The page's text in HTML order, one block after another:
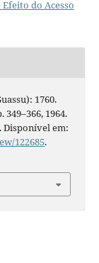
Efeito do Acesso
1760.
349–366, 1964.
Disponível em:
122685.